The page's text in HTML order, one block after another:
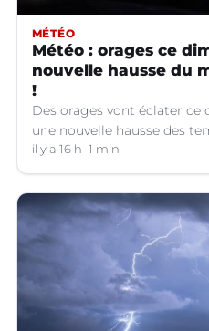
MÉTÉO
Météo : orages ce
nouvelle hausse du
!
Des orages vont éclater ce
une nouvelle hausse des
il y a 16 h 1 min